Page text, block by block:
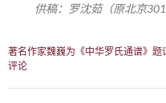
供稿：罗沈茹（原北京
著名作家魏巍为《中华罗氏通谱》题
评论